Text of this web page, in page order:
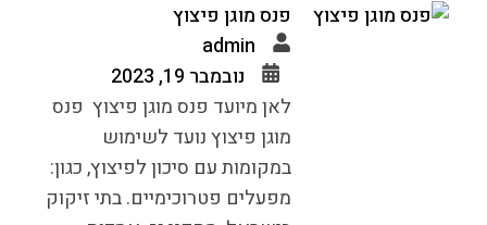
פנס מוגן פיצוץ
admin
נובמבר 19, 2023
לאן מיועד פנס מוגן פיצוץ פנס
מוגן פיצוץ נועד לשימוש
במקומות עם סיכון לפיצוץ, כגון:
מפעלים פטרוכימיים. בתי זיקוק